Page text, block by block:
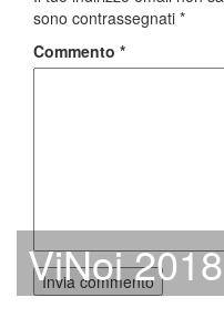
ViNoi 2018
sono contrassegnati *
Commento *